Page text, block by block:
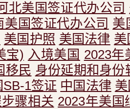
北美国签证代办公司
美国签证代办公司 美
美国护照 美国法律 美
宝) 入境美国 2023年
移民 身份延期和身份
SB-1签证 中国法律
骤相关 2023年美国